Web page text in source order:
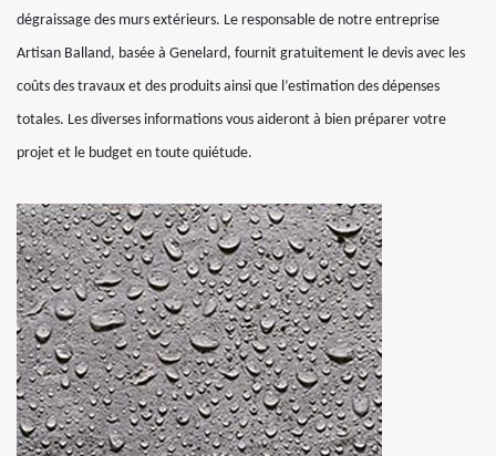
dégraissage des murs extérieurs. Le responsable de notre entreprise
Artisan Balland, basée à Genelard, fournit gratuitement le devis avec les
coûts des travaux et des produits ainsi que l’estimation des dépenses
totales. Les diverses informations vous aideront à bien préparer votre
projet et le budget en toute quiétude.